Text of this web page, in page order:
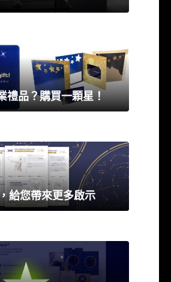
禮品？購買一顆星！
給您帶來更多啟示